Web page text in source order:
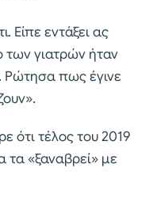
Είπε εντάξει ας
των γιατρών ήταν
Ρώτησα πως έγινε
τέλος του 2019
τα «ξαναβρεί» με